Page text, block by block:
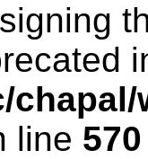
line 570